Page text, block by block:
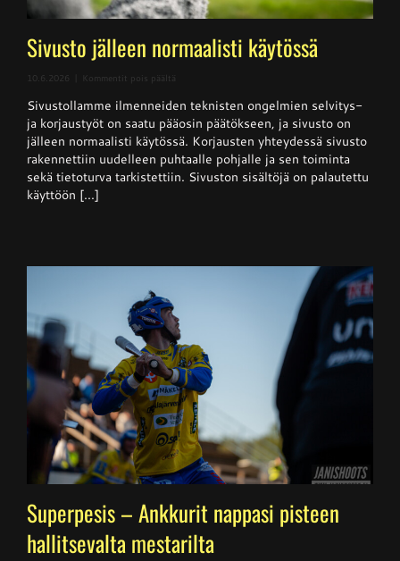
Sivusto jälleen normaalisti käytössä
10.6.2026 Kommentit pois päältä
jälleen
normaalisti
käytössä
Sivustollamme ilmenneiden teknisten ongelmien selvitys-
ja korjaustyöt on saatu pääosin päätökseen, ja sivusto on
jälleen normaalisti käytössä. Korjausten yhteydessä sivusto
rakennettiin uudelleen puhtaalle pohjalle ja sen toiminta
sekä tietoturva tarkistettiin. Sivuston sisältöjä on palautettu
käyttöön [...]
Superpesis – Ankkurit nappasi pisteen
hallitsevalta mestarilta